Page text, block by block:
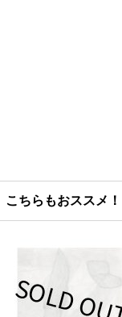
こちらもおススメ！